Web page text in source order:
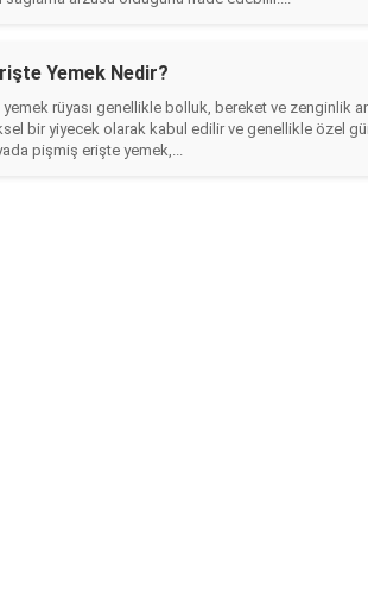
Yemek Nedir?
rüyası genellikle bolluk, bereket ve zenginlik
bir yiyecek olarak kabul edilir ve genellikle özel
pişmiş erişte yemek,...